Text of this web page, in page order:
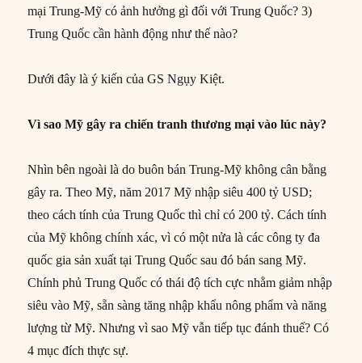
mại Trung-Mỹ có ảnh hưởng gì đối với Trung Quốc? 3)
Trung Quốc cần hành động như thế nào?
Dưới đây là ý kiến của GS Ngụy Kiệt.
Vì sao Mỹ gây ra chiến tranh thương mại vào lúc này?
Nhìn bên ngoài là do buôn bán Trung-Mỹ không cân bằng
gây ra. Theo Mỹ, năm 2017 Mỹ nhập siêu 400 tỷ USD;
theo cách tính của Trung Quốc thì chỉ có 200 tỷ. Cách tính
của Mỹ không chính xác, vì có một nửa là các công ty đa
quốc gia sản xuất tại Trung Quốc sau đó bán sang Mỹ.
Chính phủ Trung Quốc có thái độ tích cực nhằm giảm nhập
siêu vào Mỹ, sẵn sàng tăng nhập khẩu nông phẩm và năng
lượng từ Mỹ. Nhưng vì sao Mỹ vẫn tiếp tục đánh thuế? Có
4 mục đích thực sự.